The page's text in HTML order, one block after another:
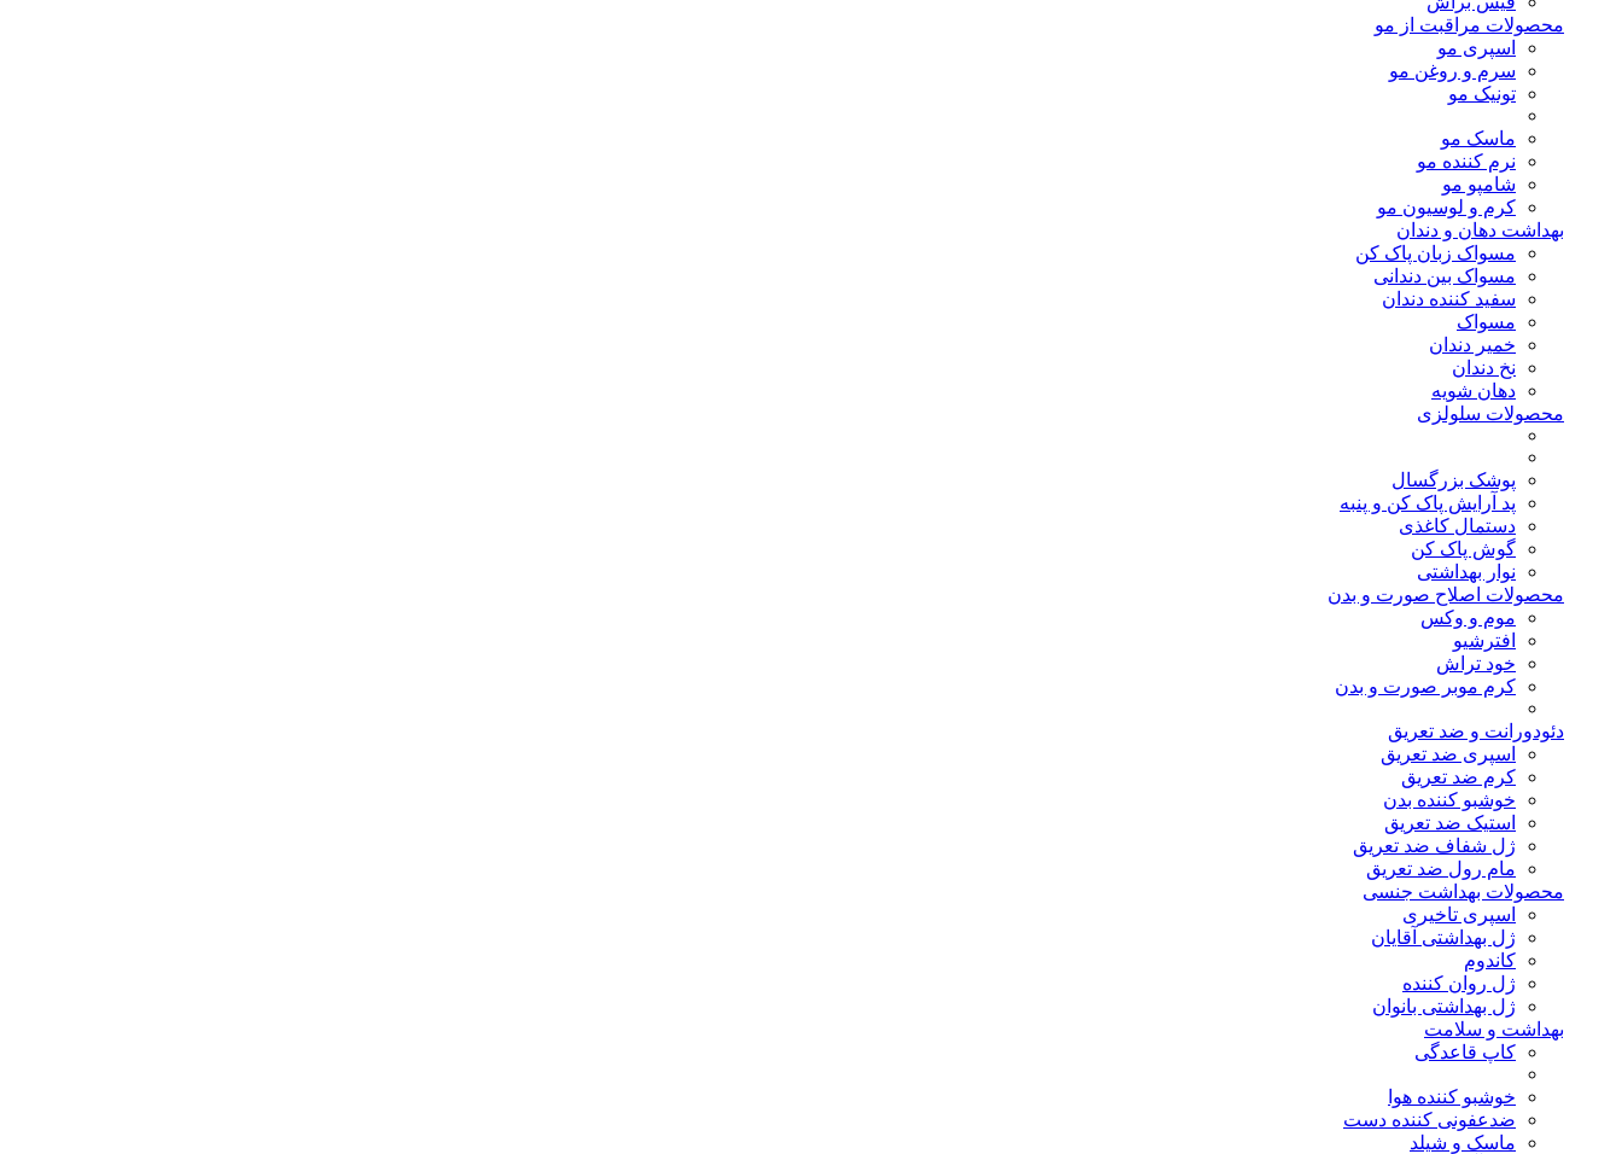
محصولات مراقبت از مو
اسپری مو
سرم و روغن مو
تونیک مو
ماسک مو
نرم کننده مو
شامپو مو
کرم و لوسیون مو
بهداشت دهان و دندان
مسواک زبان پاک کن
مسواک بین دندانی
سفید کننده دندان
مسواک
خمیر دندان
نخ دندان
دهان شویه
محصولات سلولزی
پوشک بزرگسال
پد آرایش پاک کن و پنبه
دستمال کاغذی
گوش پاک کن
نوار بهداشتی
محصولات اصلاح صورت و بدن
موم و وکس
افترشیو
خود تراش
کرم موبر صورت و بدن
دئودورانت و ضد تعریق
اسپری ضد تعریق
کرم ضد تعریق
خوشبو کننده بدن
استیک ضد تعریق
ژل شفاف ضد تعریق
مام رول ضد تعریق
محصولات بهداشت جنسی
اسپری تاخیری
ژل بهداشتی آقایان
کاندوم
ژل روان کننده
ژل بهداشتی بانوان
بهداشت و سلامت
کاپ قاعدگی
خوشبو کننده هوا
ضدعفونی کننده دست
ماسک و شیلد